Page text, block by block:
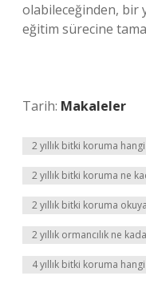
olabileceğinden, bir
eğitim sürecine
Tarih: Makaleler
2 yıllık bitki koruma
2 yıllık bitki koruma ne
2 yıllık bitki koruma
2 yıllık ormancılık ne
4 yıllık bitki koruma